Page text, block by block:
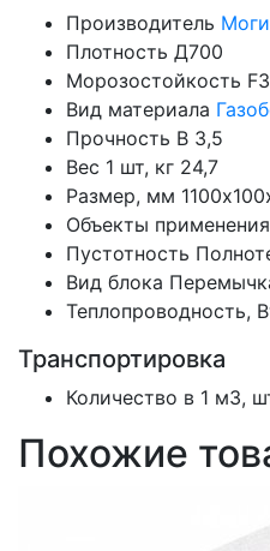
Производитель
Плотность Д700
Морозостойкость
Вид материала
Прочность B 3,5
Вес 1 шт, кг 24,7
Размер, мм
Объекты применения
Пустотность
Вид блока
Теплопроводность,
Транспортировка
Количество в 1 м3,
Похожие